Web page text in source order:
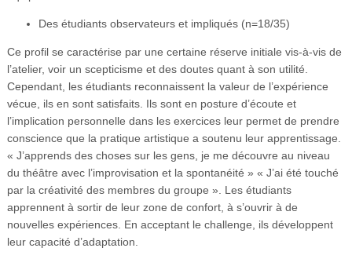
Des étudiants observateurs et impliqués (n=18/35)
Ce profil se caractérise par une certaine réserve initiale vis-à-vis de
l’atelier, voir un scepticisme et des doutes quant à son utilité.
Cependant, les étudiants reconnaissent la valeur de l’expérience
vécue, ils en sont satisfaits. Ils sont en posture d’écoute et
l’implication personnelle dans les exercices leur permet de prendre
conscience que la pratique artistique a soutenu leur apprentissage.
« J’apprends des choses sur les gens, je me découvre au niveau
du théâtre avec l’improvisation et la spontanéité » « J’ai été touché
par la créativité des membres du groupe ». Les étudiants
apprennent à sortir de leur zone de confort, à s’ouvrir à de
nouvelles expériences. En acceptant le challenge, ils développent
leur capacité d’adaptation.